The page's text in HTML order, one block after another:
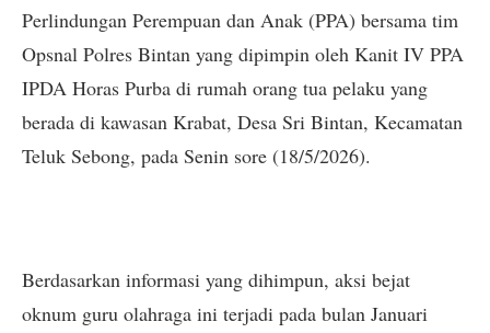
Perlindungan Perempuan dan Anak (PPA) bersama tim
Opsnal Polres Bintan yang dipimpin oleh Kanit IV PPA
IPDA Horas Purba di rumah orang tua pelaku yang
berada di kawasan Krabat, Desa Sri Bintan, Kecamatan
Teluk Sebong, pada Senin sore (18/5/2026).
Berdasarkan informasi yang dihimpun, aksi bejat
oknum guru olahraga ini terjadi pada bulan Januari